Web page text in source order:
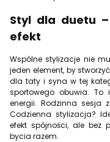
Styl dla duetu
efekt
Wspólne stylizacje nie
jeden element, by
dla taty i syna w tej
sportowego obuwia. To
energii. Rodzinna sesja
Codzienna stylizacja?
efekt spójności, ale bez
bycia razem.